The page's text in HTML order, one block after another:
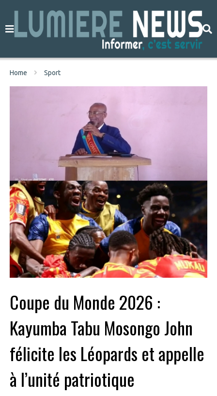
Home Sport
Coupe du Monde 2026 :
Kayumba Tabu Mosongo John
félicite les Léopards et appelle
à l’unité patriotique